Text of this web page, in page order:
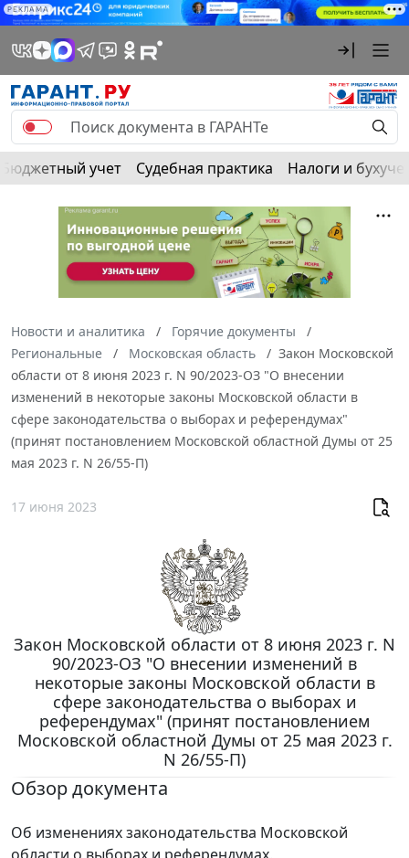
РЕКЛАМА
Бюджетный учет Судебная практика Налоги и
Новости и аналитика
Горячие документы
Региональные
Московская область
Закон Московской
области от 8 июня 2023 г. N 90/2023-ОЗ "О внесении
изменений в некоторые законы Московской области в
сфере законодательства о выборах и референдумах"
(принят постановлением Московской областной Думы от 25
мая 2023 г. N 26/55-П)
17 июня 2023
Закон Московской области от 8 июня 2023 г. N
90/2023-ОЗ "О внесении изменений в
некоторые законы Московской области в
сфере законодательства о выборах и
референдумах" (принят постановлением
Московской областной Думы от 25 мая 2023 г.
N 26/55-П)
Обзор документа
Об изменениях законодательства Московской